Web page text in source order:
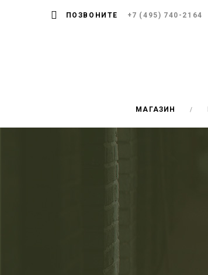
ПОЗВОНИТЕ +7 (495) 740-2164
МАГАЗИН